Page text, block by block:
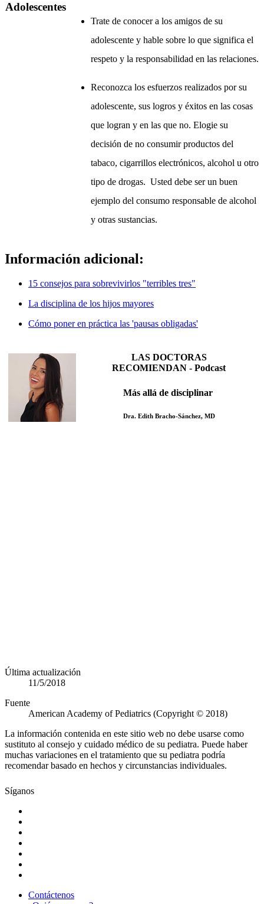
Adolescentes
Trate de conocer a los amigos de su
adolescente y hable sobre lo que significa el
respeto y la responsabilidad en las relaciones.
Reconozca los esfuerzos realizados por su
adolescente, sus logros y éxitos en las cosas
que logran y en las que no. Elogie su
decisión de no consumir productos del
tabaco, cigarrillos electrónicos, alcohol u otro
tipo de drogas. Usted debe ser un buen
ejemplo del consumo responsable de alcohol
y otras sustancias.
Información adicional:
15 consejos para sobrevivirlos "terribles tres"
La disciplina de los hijos mayores
Cómo poner en práctica las 'pausas obligadas'
LAS DOCTORAS
RECOMIENDAN - Podcast
Más allá de disciplinar
Dra. Edith Bracho-Sánchez, MD
Última actualización
11/5/2018
Fuente
American Academy of Pediatrics (Copyright © 2018)
La información contenida en este sitio web no debe usarse como
sustituto al consejo y cuidado médico de su pediatra. Puede haber
muchas variaciones en el tratamiento que su pediatra podría
recomendar basado en hechos y circunstancias individuales.
Síganos
Contáctenos